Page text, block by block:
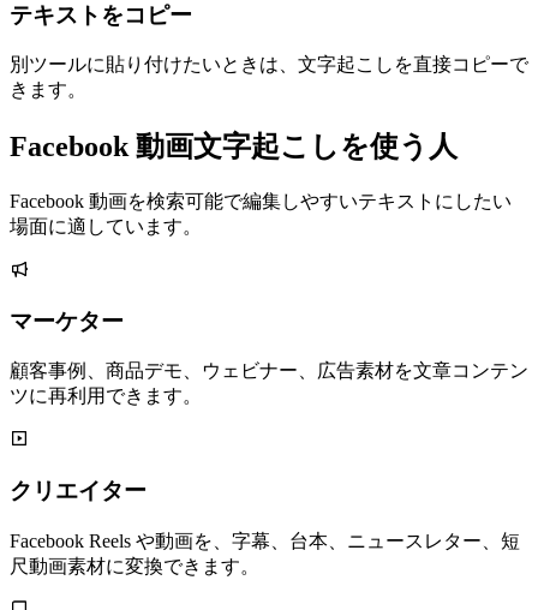
テキストをコピー
別ツールに貼り付けたいときは、文字起こしを直接コピーで
きます。
Facebook 動画文字起こしを使う人
Facebook 動画を検索可能で編集しやすいテキストにしたい
場面に適しています。
マーケター
顧客事例、商品デモ、ウェビナー、広告素材を文章コンテン
ツに再利用できます。
クリエイター
Facebook Reels や動画を、字幕、台本、ニュースレター、短
尺動画素材に変換できます。